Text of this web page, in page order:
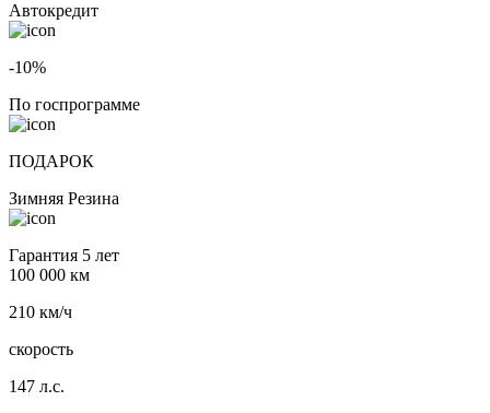
Автокредит
-10%
По госпрограмме
ПОДАРОК
Зимняя Резина
Гарантия 5 лет
100 000 км
210 км/ч
скорость
147 л.с.